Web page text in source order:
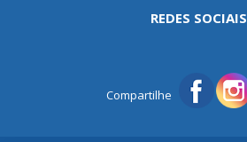
REDES SOCIAIS
Compartilhe